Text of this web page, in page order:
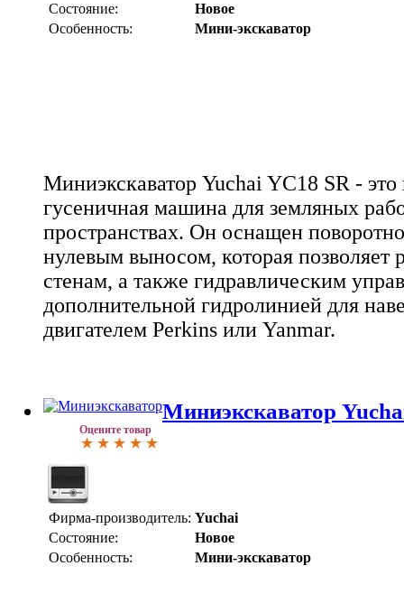
Состояние:
Новое
Особенность:
Мини-экскаватор
Миниэкскаватор Yuchai YC18 SR - это
гусеничная машина для земляных
пространствах. Он оснащен
нулевым выносом, которая позволяет
стенам, а также гидравлическим
дополнительной гидролинией для
двигателем Perkins или Yanmar.
Оцените товар
Миниэкскаватор
Фирма-производитель: Yuchai
Состояние:
Новое
Особенность:
Мини-экскаватор